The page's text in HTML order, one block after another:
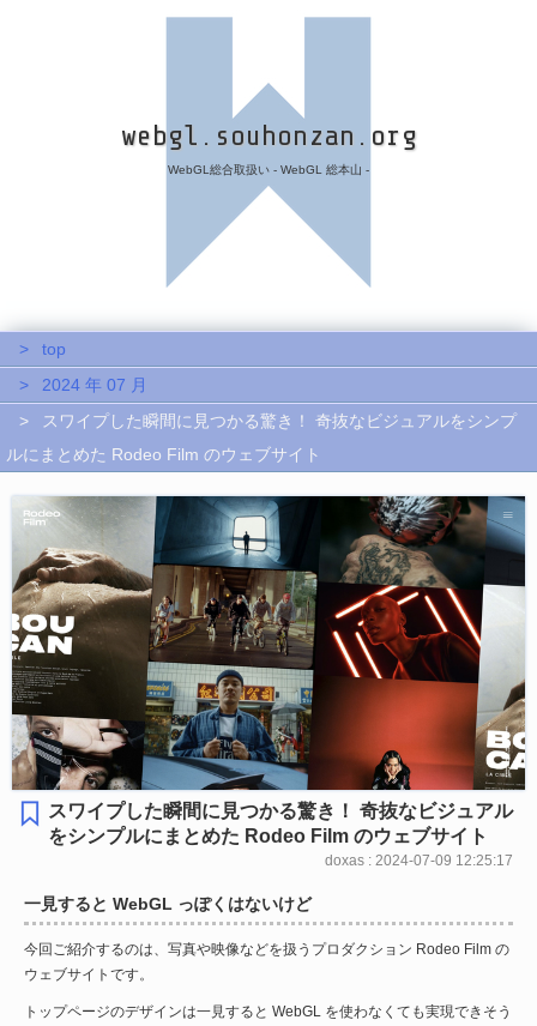
webgl.souhonzan.org
WebGL総合取扱い - WebGL 総本山 -
top
2024 年 07 月
スワイプした瞬間に見つかる驚き！ 奇抜なビジュアルをシンプ
ルにまとめた Rodeo Film のウェブサイト
スワイプした瞬間に見つかる驚き！ 奇抜なビジュアル
をシンプルにまとめた Rodeo Film のウェブサイト
doxas : 2024-07-09 12:25:17
一見すると WebGL っぽくはないけど
今回ご紹介するのは、写真や映像などを扱うプロダクション Rodeo Film の
ウェブサイトです。
トップページのデザインは一見すると WebGL を使わなくても実現できそう